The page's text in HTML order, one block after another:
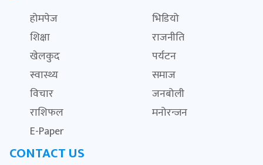
होमपेज
भिडियो
शिक्षा
राजनीति
खेलकुद
पर्यटन
स्वास्थ्य
समाज
विचार
जनबोली
राशिफल
मनोरन्जन
E-Paper
CONTACT US